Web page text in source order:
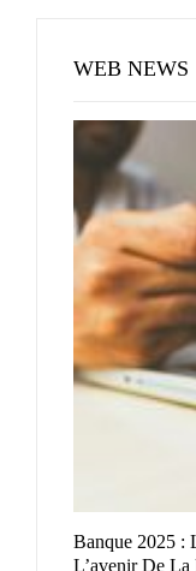
WEB NEWS
Banque 2025 :
L’avenir De La